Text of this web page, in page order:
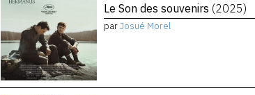
Le Son des souvenirs (2025)
parJosué Morel